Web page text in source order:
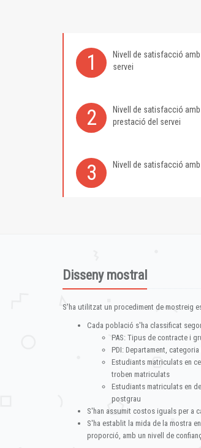
1 Nivell de satisfacció amb
servei
2 Nivell de satisfacció amb
prestació del servei
3 Nivell de satisfacció amb
Disseny mostral
S'ha utilitzat un procediment de mostreig
Cada població s'ha classificat
PAS: Tipus de contracte i
PDI: Departament,
Estudiants matriculats en
troben matriculats
Estudiants matriculats en
postgrau
S'han assumit costos iguals per a
S'ha establit la mida de la mostra
proporció, amb un nivell de